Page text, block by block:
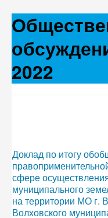
2022
Доклад по итогу
сфере
муниципального
на территории МО г.
Волховского